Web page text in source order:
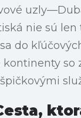
nie sú
do
so